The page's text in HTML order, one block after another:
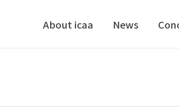
About icaa News